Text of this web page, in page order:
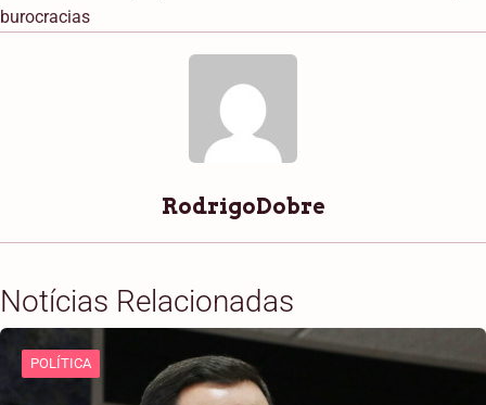
burocracias
RodrigoDobre
Notícias Relacionadas
POLÍTICA